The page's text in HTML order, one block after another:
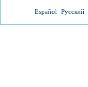
Русский
Español